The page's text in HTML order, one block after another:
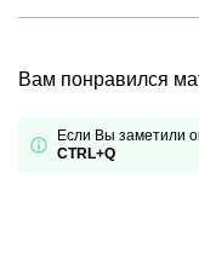
Вам понравился
Если Вы заметили
CTRL+Q